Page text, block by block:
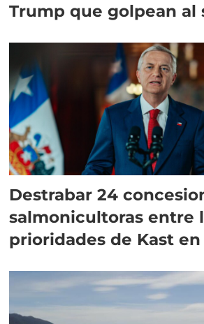
Trump que golpean al
Destrabar 24
salmonicultoras entre
prioridades de Kast